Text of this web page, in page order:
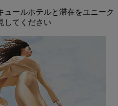
ュールホテルと滞在をユニーク
してください